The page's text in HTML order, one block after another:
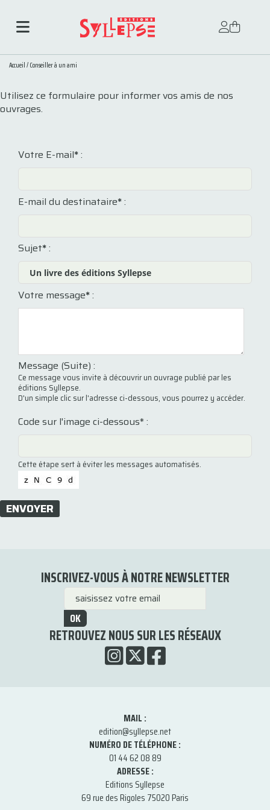
Accueil/Conseiller à un ami
Utilisez ce formulaire pour informer vos amis de nos
ouvrages.
Votre E-mail*:
E-mail du destinataire*:
Sujet*:
Votre message*:
Message (Suite) :
Ce message vous invite à découvrir un ouvrage publié par les
éditions Syllepse.
D'un simple clic sur l'adresse ci-dessous, vous pourrez y accéder.
Code sur l'image ci-dessous* :
Cette étape sert à éviter les messages automatisés.
ENVOYER
INSCRIVEZ-VOUS À NOTRE NEWSLETTER
OK
RETROUVEZ NOUS SUR LES RÉSEAUX
MAIL :
edition@syllepse.net
NUMÉRO DE TÉLÉPHONE :
01 44 62 08 89
ADRESSE :
Editions Syllepse
69 rue des Rigoles 75020 Paris